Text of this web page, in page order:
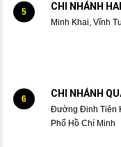
5 CHI NHÁNH
Minh Khai, Vĩnh
6 CHI NHÁNH
Đường Đinh Tiên
Phố Hồ Chí Minh